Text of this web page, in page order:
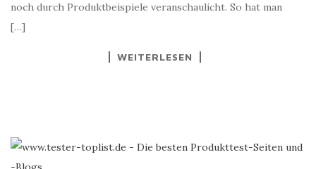
noch durch Produktbeispiele veranschaulicht. So hat man
[…]
WEITERLESEN